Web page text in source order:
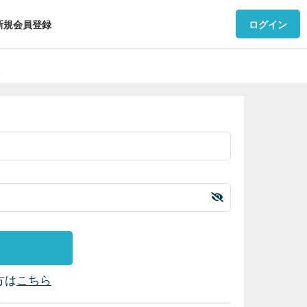
規会員登録 ログイン
はこちら